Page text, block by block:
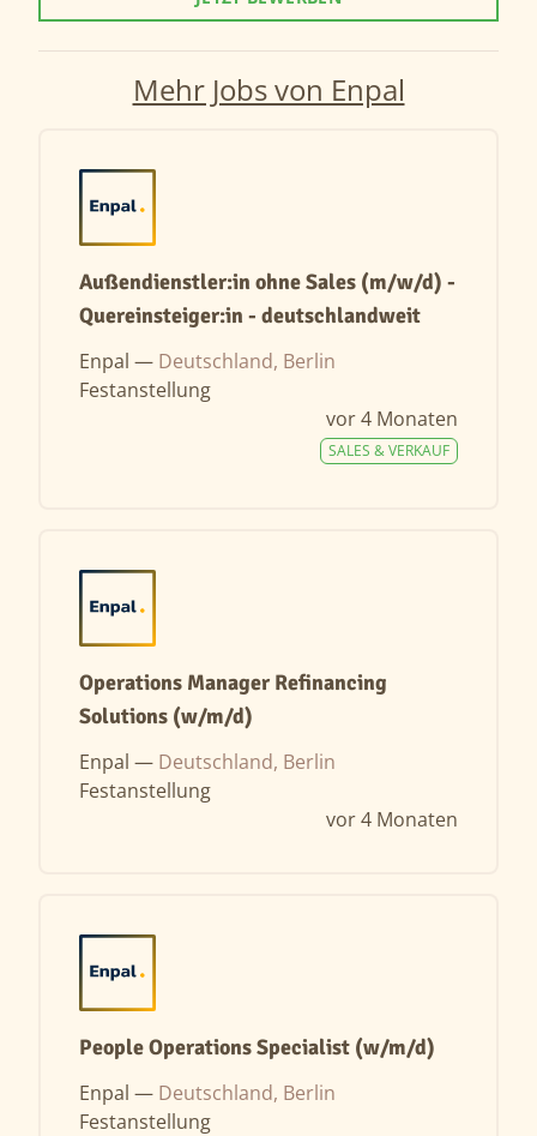
Mehr Jobs von Enpal
Außendienstler:in ohne Sales (m/w/d) -
Quereinsteiger:in - deutschlandweit
Enpal — Deutschland, Berlin
Festanstellung
vor 4 Monaten
SALES & VERKAUF
Operations Manager Refinancing
Solutions (w/m/d)
Enpal — Deutschland, Berlin
Festanstellung
vor 4 Monaten
People Operations Specialist (w/m/d)
Enpal — Deutschland, Berlin
Festanstellung